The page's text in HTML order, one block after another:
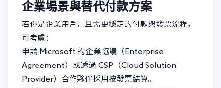
企業場景與替代付款方案
若你是企業用戶，且需更穩定的付款與發票流程，
可考慮：
申請 Microsoft 的企業協議（Enterprise
Agreement）或透過 CSP（Cloud Solution
Provider）合作夥伴採用按發票結算。